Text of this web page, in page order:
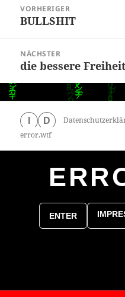
VORHERIGER
Vorheriger
BULLSHIT
NÄCHSTER
Nächster
Beitrag:
die bessere
D
error.wtf
ENTER